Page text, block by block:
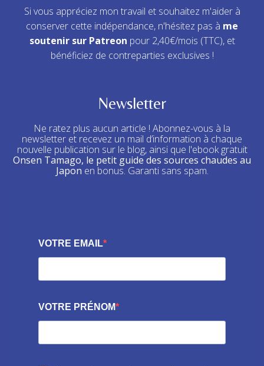
Si vous appréciez mon travail et souhaitez m'aider à
conserver cette indépendance, n'hésitez pas à me
soutenir sur Patreon pour 2,40€/mois (TTC), et
bénéficiez de contreparties exclusives !
Newsletter
Ne ratez plus aucun article ! Abonnez-vous à la
newsletter et recevez un mail d’information à chaque
nouvelle publication sur le blog, ainsi que l'ebook gratuit
Onsen Tamago, le petit guide des sources chaudes au
Japon en bonus. Garanti sans spam.